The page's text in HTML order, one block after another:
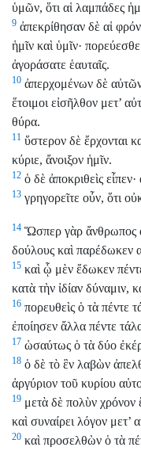
ὑμῶν, ὅτι αἱ λαμπάδες
9 ἀπεκρίθησαν δὲ αἱ
ἡμῖν καὶ ὑμῖν·
ἀγοράσατε ἑαυταῖς.
10 ἀπερχομένων δὲ
ἕτοιμοι εἰσῆλθον μετ’
θύρα.
11 ὕστερον δὲ ἔρχονται
κύριε, ἄνοιξον ἡμῖν.
12 ὁ δὲ ἀποκριθεὶς
13 γρηγορεῖτε οὖν, ὅτι
14 Ὥσπερ γὰρ ἄνθρωπος
δούλους καὶ παρέδωκεν
15 καὶ ᾧ μὲν ἔδωκεν
κατὰ τὴν ἰδίαν δύναμιν,
16 πορευθεὶς ὁ τὰ πέντε
ἐποίησεν ἄλλα πέντε
17 ὡσαύτως ὁ τὰ δύο
18 ὁ δὲ τὸ ἓν λαβὼν
ἀργύριον τοῦ κυρίου
19 μετὰ δὲ πολὺν χρόνον
καὶ συναίρει λόγον μετ’
20 καὶ προσελθὼν ὁ τὰ